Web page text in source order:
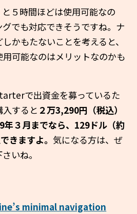
５時間ほどは使用可能なの
でも対応できそうですね。ナ
かもたないことを考えると、
可能なのはメリットなのかも
で出資金を募っているた
すると ２万3,290円（税込）
年３月までなら、129ドル（約
きますよ。 気になる方は、ぜ
いね。
minimal navigation